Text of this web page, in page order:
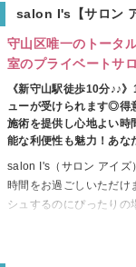
salon I's【サロン
守山区唯一のトータ
室のプライベートサ
《新守山駅徒歩10分♪♪
ューが受けられます◎得
施術を提供し心地よい時
能な利便性も魅力！あな
salon I's（サロン アイズ
時間をお過ごしいただけ
シュするのにぴったりの